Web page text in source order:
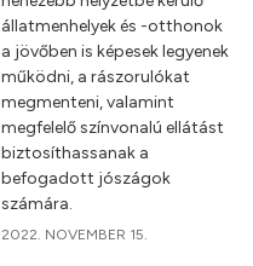
állatmenhelyek és -otthonok
a jövőben is képesek legyenek
működni, a rászorulókat
megmenteni, valamint
megfelelő színvonalú ellátást
biztosíthassanak a
befogadott jószágok
számára.
2022. NOVEMBER 15.